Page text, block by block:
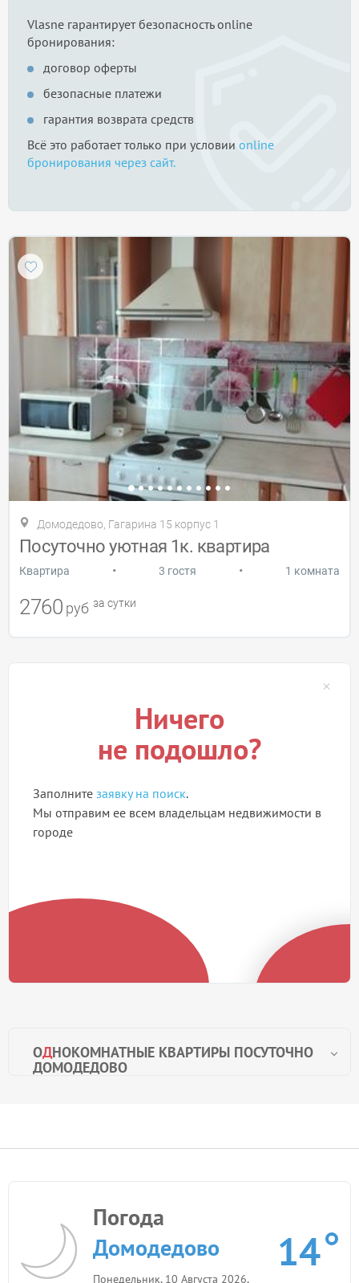
ОДНОКОМНАТНЫЕ КВАРТИРЫ ПОСУТОЧНО
ДОМОДЕДОВО
Vlasne гарантирует безопасность online
бронирования:
договор оферты
безопасные платежи
гарантия возврата средств
Всё это работает только при условии online
бронирования через сайт.
Домодедово, Гагарина 15 корпус 1
Посуточно уютная 1к. квартира
Квартира • 3 гостя • 1 комната
2760 руб за сутки
Ничего
не подошло?
Заполните заявку на поиск.
Мы отправим ее всем владельцам недвижимости в
городе
Погода
Домодедово
Понедельник, 10 Августа 2026,
14